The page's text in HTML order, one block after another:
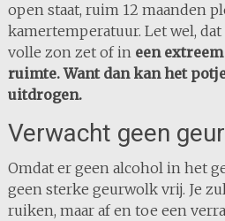
open staat, ruim 12 maanden
kamertemperatuur. Let wel,
volle zon zet of in een
ruimte. Want dan kan het
uitdrogen.
Verwacht geen
Omdat er geen alcohol in het
geen sterke geurwolk vrij. Je
ruiken, maar af en toe een